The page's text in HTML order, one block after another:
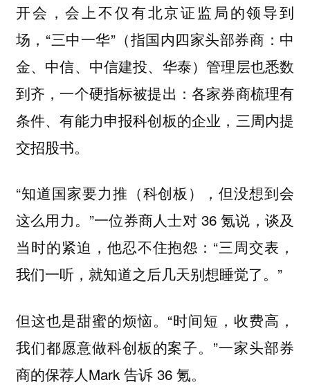
开会，会上不仅有北京证监局的领导到
场，“三中一华”（指国内四家头部券商：中
金、中信、中信建投、华泰）管理层也悉数
到齐，一个硬指标被提出：各家券商梳理有
条件、有能力申报科创板的企业，三周内提
交招股书。
“知道国家要力推（科创板），但没想到会
这么用力。”一位券商人士对 36 氪说，谈及
当时的紧迫，他忍不住抱怨：“三周交表，
我们一听，就知道之后几天别想睡觉了。”
但这也是甜蜜的烦恼。“时间短，收费高，
我们都愿意做科创板的案子。”一家头部券
商的保荐人Mark 告诉 36 氪。